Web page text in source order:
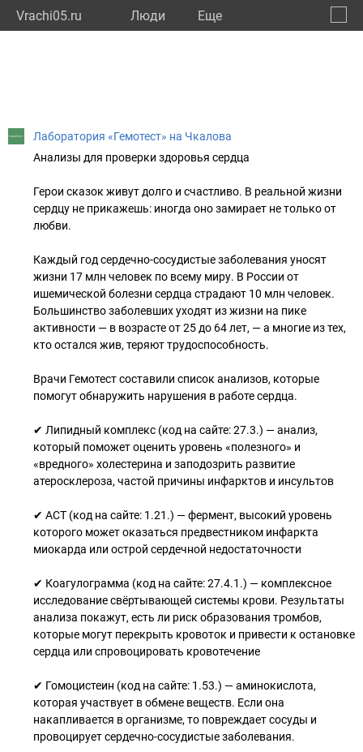
Vrachi05.ru Люди Eще
Лаборатория «Гемотест» на Чкалова
Анализы для проверки здоровья сердца
Герои сказок живут долго и счастливо. В реальной жизни
сердцу не прикажешь: иногда оно замирает не только от
любви.
Каждый год сердечно-сосудистые заболевания уносят
жизни 17 млн человек по всему миру. В России от
ишемической болезни сердца страдают 10 млн человек.
Большинство заболевших уходят из жизни на пике
активности — в возрасте от 25 до 64 лет, — а многие из тех,
кто остался жив, теряют трудоспособность.
Врачи Гемотест составили список анализов, которые
помогут обнаружить нарушения в работе сердца.
✔ Липидный комплекс (код на сайте: 27.3.) — анализ,
который поможет оценить уровень «полезного» и
«вредного» холестерина и заподозрить развитие
атеросклероза, частой причины инфарктов и инсультов
✔ АСТ (код на сайте: 1.21.) — фермент, высокий уровень
которого может оказаться предвестником инфаркта
миокарда или острой сердечной недостаточности
✔ Коагулограмма (код на сайте: 27.4.1.) — комплексное
исследование свёртывающей системы крови. Результаты
анализа покажут, есть ли риск образования тромбов,
которые могут перекрыть кровоток и привести к остановке
сердца или спровоцировать кровотечение
✔ Гомоцистеин (код на сайте: 1.53.) — аминокислота,
которая участвует в обмене веществ. Если она
накапливается в организме, то повреждает сосуды и
провоцирует сердечно-сосудистые заболевания.